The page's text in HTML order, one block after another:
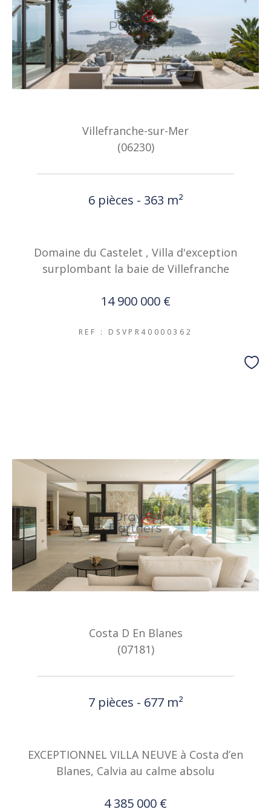
Villefranche-sur-Mer
(06230)
6 pièces - 363 m²
Domaine du Castelet , Villa d'exception
surplombant la baie de Villefranche
14 900 000 €
REF : DSVPR40000362
Costa D En Blanes
(07181)
7 pièces - 677 m²
EXCEPTIONNEL VILLA NEUVE à Costa d’en
Blanes, Calvia au calme absolu
4 385 000 €